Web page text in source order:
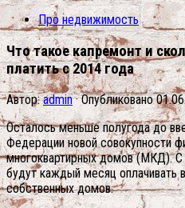
Про недвижимость
Что такое капремонт и
платить с 2014 года
Автор:admin · Опубликовано
Осталось меньше полугода до
Федерации новой совокупности
многоквартирных домов (МКД).
будут каждый месяц оплачивать
собственных домов.